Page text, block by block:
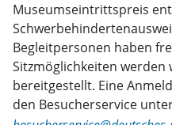
Museumseintrittspreis
Begleitpersonen haben
Sitzmöglichkeiten
bereitgestellt. Eine
den Besucherservice